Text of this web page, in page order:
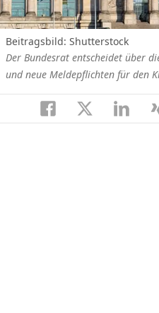
Beitragsbild: Shutterstock
Der Bundesrat entscheidet über
und neue Meldepflichten für den